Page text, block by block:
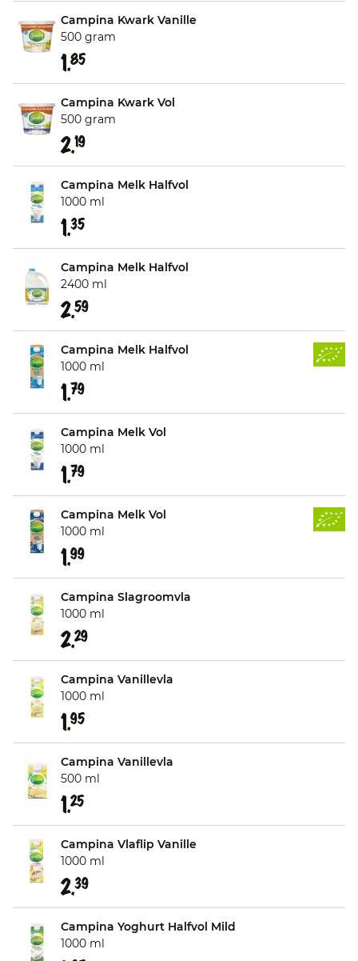
Campina Kwark Vanille
500 gram
1.85
Campina Kwark Vol
500 gram
2.19
Campina Melk Halfvol
1000 ml
1.35
Campina Melk Halfvol
2400 ml
2.59
Campina Melk Halfvol
1000 ml
1.79
Campina Melk Vol
1000 ml
1.79
Campina Melk Vol
1000 ml
1.99
Campina Slagroomvla
1000 ml
2.29
Campina Vanillevla
1000 ml
1.95
Campina Vanillevla
500 ml
1.25
Campina Vlaflip Vanille
1000 ml
2.39
Campina Yoghurt Halfvol Mild
1000 ml